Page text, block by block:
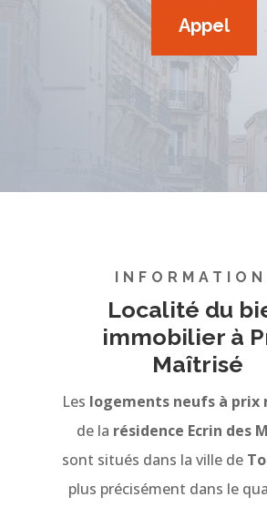
Appel
Localité du
immobilier à
Maîtrisé
Les logements neufs à prix
de la résidence Ecrin des
sont situés dans la ville de
plus précisément dans le